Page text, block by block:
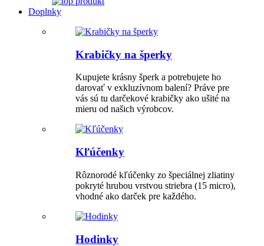
Doplnky
Krabičky na šperky
Kupujete krásny šperk a potrebujete ho
darovať v exkluzívnom balení? Práve pre
vás sú tu darčekové krabičky ako ušité na
mieru od našich výrobcov.
Kľúčenky
Rôznorodé kľúčenky zo špeciálnej zliatiny
pokryté hrubou vrstvou striebra (15 micro),
vhodné ako darček pre každého.
Hodinky